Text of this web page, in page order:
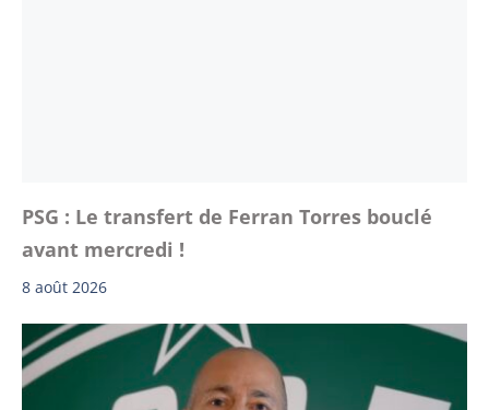
PSG : Le transfert de Ferran Torres bouclé
avant mercredi !
8 août 2026